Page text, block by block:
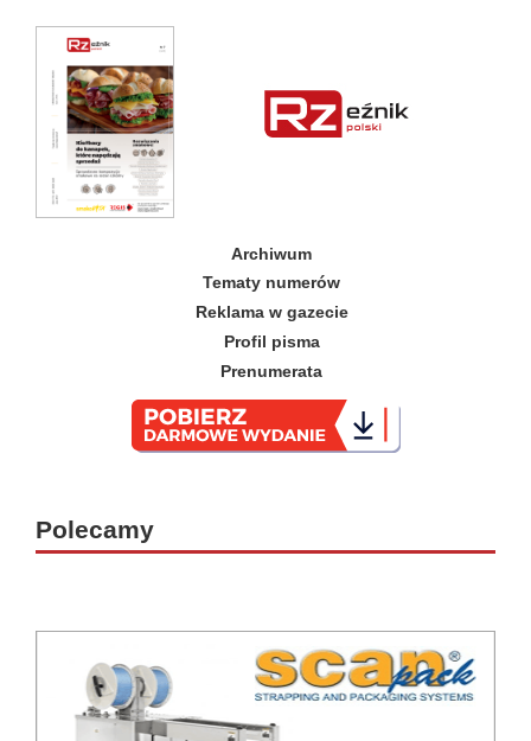
Archiwum
Tematy numerów
Reklama w gazecie
Profil pisma
Prenumerata
Polecamy